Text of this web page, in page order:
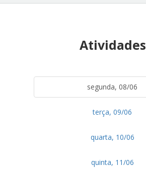
Atividades
segunda, 08/06
terça, 09/06
quarta, 10/06
quinta, 11/06